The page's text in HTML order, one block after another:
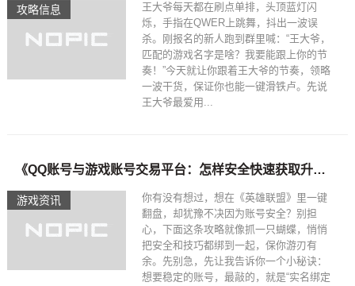
攻略信息
王大爷每天都在刷点单排，头顶蓝灯闪
烁，手指在QWER上跳舞，抖出一波误
杀。刚报名的新人跑到群里喊：“王大爷，
匹配的游戏名字是啥？我要能跟上你的节
奏！”今天就让你跟着王大爷的节奏，领略
一波干货，保证你也能一键滑铁卢。先说
王大爷最爱用...
游戏资讯
《QQ账号与游戏账号交易平台：怎样安全快速获取升级技巧》
你有没有想过，想在《英雄联盟》里一键
翻盘，却犹豫不决因为账号安全？别担
心，下面这条攻略就像抓一只蝴蝶，悄悄
把安全和技巧都绑到一起，保你游刃有
余。先别急，先让我告诉你一个小秘诀：
想要稳定的账号，最敲的，就是“实名绑定